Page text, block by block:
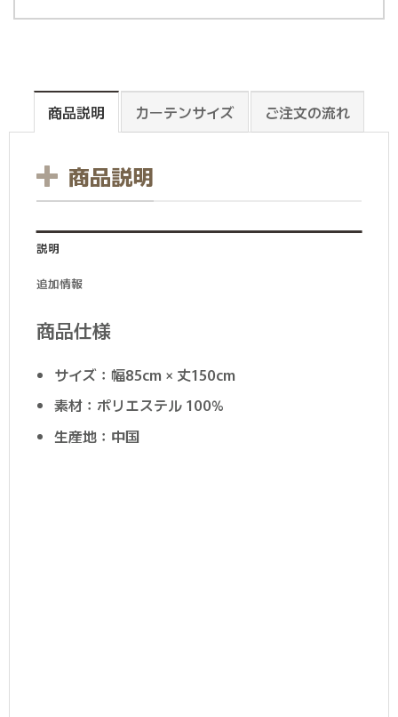
商品説明 カーテンサイズ ご注文の流れ
商品説明
説明
追加情報
商品仕様
サイズ：幅85cm × 丈150cm
素材：ポリエステル 100%
生産地：中国